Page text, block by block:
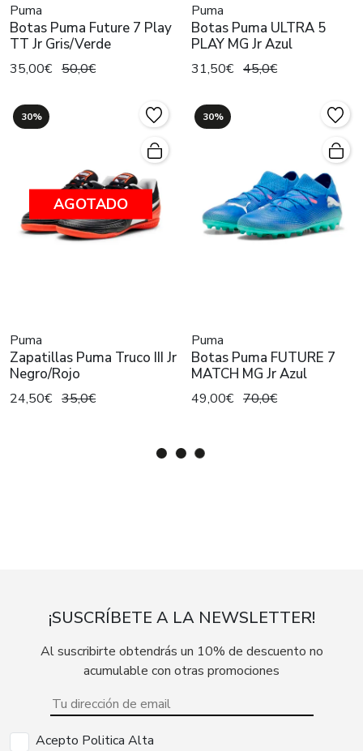
Puma
Botas Puma Future 7 Play
TT Jr Gris/Verde
35,00€ 50,0€
Puma
Botas Puma ULTRA 5
PLAY MG Jr Azul
31,50€ 45,0€
30%
AGOTADO
Puma
Zapatillas Puma Truco III Jr
Negro/Rojo
24,50€ 35,0€
30%
Puma
Botas Puma FUTURE 7
MATCH MG Jr Azul
49,00€ 70,0€
¡SUSCRÍBETE A LA NEWSLETTER!
Al suscribirte obtendrás un 10% de descuento no
acumulable con otras promociones
Acepto Politica Alta